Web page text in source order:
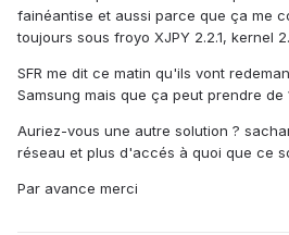
fainéantise et aussi parce que ça me
toujours sous froyo XJPY 2.2.1, kernel
SFR me dit ce matin qu'ils vont
Samsung mais que ça peut prendre de
Auriez-vous une autre solution ?
réseau et plus d'accés à quoi que ce
Par avance merci